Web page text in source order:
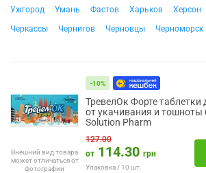
Ужгород
Умань Фастов Харьков Херсон
Черкассы
Чернигов Черновцы Черноморск
Внешний вид товара
может отличаться от
фотографии
-10%
ТревелОк Форте таблетки
от укачивания и тошноты
Solution Pharm
127.00
от 114.30 грн
Упаковка / 10 шт.